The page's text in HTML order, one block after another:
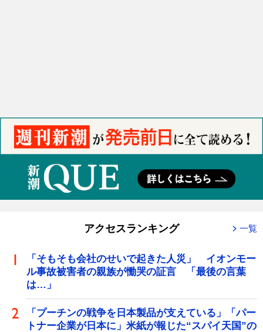
アクセスランキング 一覧
「そもそも会社のせいで起きた人災」 イオンモー
ル事故被害者の親族が慟哭の証言 「最後の言葉
は…」
「プーチンの戦争を日本製品が支えている」「パー
トナー企業が日本に」米紙が報じた“スパイ天国”の